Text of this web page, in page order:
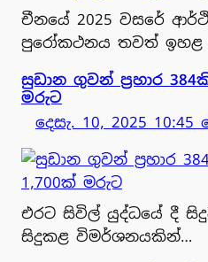
චීනයේ 2025 වසරේ
පුරෝකථනය තවත් ඉහළ
සුඩාන ගුවන් ප්‍රහාර
මරුට
දෙසැ. 10, 2025
එරට සිවිල් යුද්ධයේ දී
සිදුකළ විමර්ශනයකින්…